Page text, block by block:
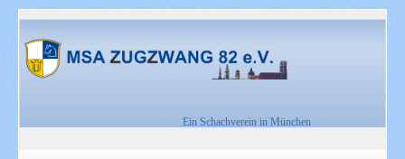
Ein Schachverein in München